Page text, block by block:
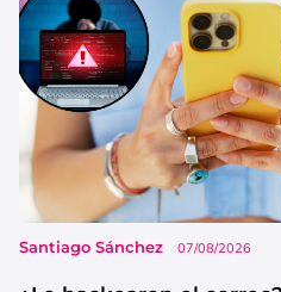
Santiago Sánchez 07/08/2026